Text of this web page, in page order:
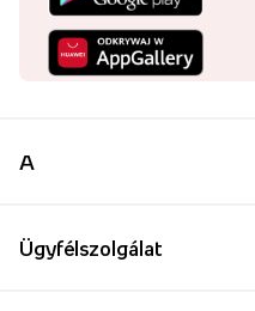
A
Ügyfélszolgálat